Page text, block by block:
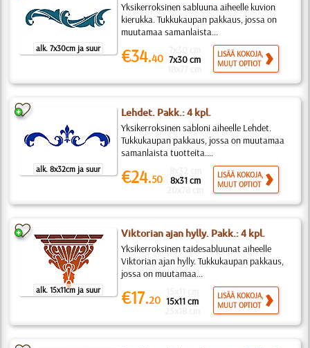
alk. 7x30cm ja suur
Yksikerroksinen sabluuna aiheelle kuvion
kierukka. Tukkukaupan pakkaus, jossa on
muutamaa samanlaista...
€34.40 7x30 cm
LISÄÄ KOKOJA,
MUUT OPTIOT
alk. 8x32cm ja suur
Lehdet. Pakk.: 4 kpl.
Yksikerroksinen sabloni aiheelle Lehdet.
Tukkukaupan pakkaus, jossa on muutamaa
samanlaista tuotteita....
€24.50 8x31 cm
LISÄÄ KOKOJA,
MUUT OPTIOT
alk. 15x11cm ja suur
Viktorian ajan hylly. Pakk.: 4 kpl.
Yksikerroksinen taidesabluunat aiheelle
Viktorian ajan hylly. Tukkukaupan pakkaus,
jossa on muutamaa...
€17.20 15x11 cm
LISÄÄ KOKOJA,
MUUT OPTIOT